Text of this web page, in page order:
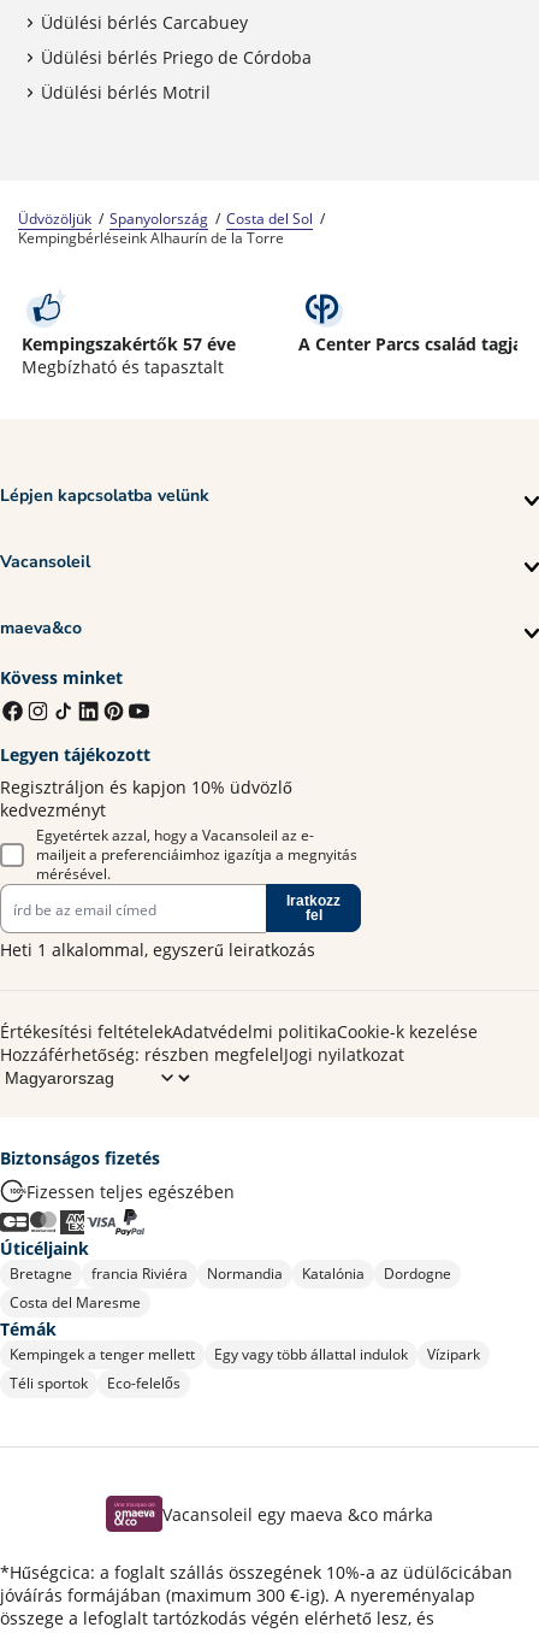
Üdülési bérlés Carcabuey
Üdülési bérlés Priego de Córdoba
Üdülési bérlés Motril
Üdvözöljük Spanyolország
Costa del Sol
Kempingbérléseink Alhaurín de la Torre
Kempingszakértők 57 éve
Megbízható és tapasztalt
A Center Parcs család tagja
Lépjen kapcsolatba velünk
Vacansoleil
maeva&co
Kövess minket
Legyen tájékozott
Regisztráljon és kapjon 10% üdvözlő
kedvezményt
Egyetértek azzal, hogy a Vacansoleil az e-
mailjeit a preferenciáimhoz igazítja a megnyitás
mérésével.
Iratkozz
fel
Heti 1 alkalommal, egyszerű leiratkozás
Értékesítési feltételekAdatvédelmi politikaCookie-k kezelése
Hozzáférhetőség: részben megfelelJogi nyilatkozat
Témák
Kempingek a tenger mellett Egy vagy több állattal indulok
Vízipark
Téli sportok
Eco-felelős
Úticéljaink
Bretagne francia Riviéra Normandia Katalónia
Dordogne
Costa del Maresme
Biztonságos fizetés
Fizessen teljes egészében
Vacansoleil egy maeva &co márka
*Hűségcica: a foglalt szállás összegének 10%-a az üdülőcicában
jóváírás formájában (maximum 300 €-ig). A nyereményalap
összege a lefoglalt tartózkodás végén elérhető lesz, és